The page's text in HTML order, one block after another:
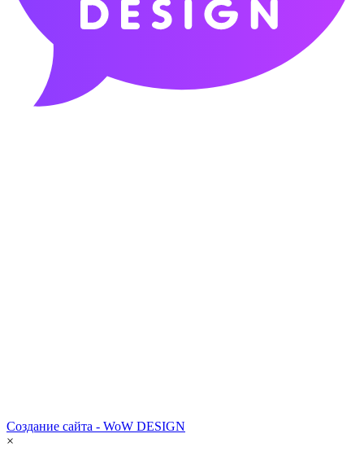
Создание сайта - WoW DESIGN
×